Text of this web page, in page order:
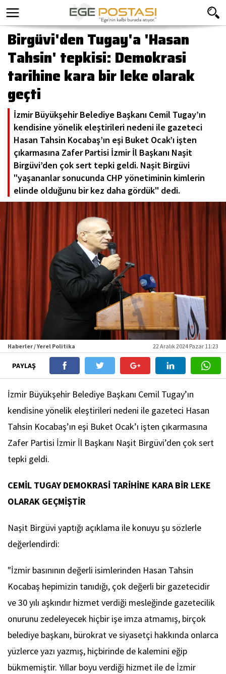
Birgüvi'den Tugay'a 'Hasan
Tahsin' tepkisi: Demokrasi
tarihine kara bir leke olarak
geçti
İzmir Büyükşehir Belediye Başkanı Cemil Tugay’ın
kendisine yönelik eleştirileri nedeni ile gazeteci
Hasan Tahsin Kocabaş’ın eşi Buket Ocak’ı işten
çıkarmasına Zafer Partisi İzmir İl Başkanı Naşit
Birgüvi’den çok sert tepki geldi. Naşit Birgüvi
"yaşananlar sonucunda CHP yönetiminin kimlerin
elinde olduğunu bir kez daha gördük" dedi.
Haberler / Yerel Politika 22 Aralık 2024 Pazar 11:23
PAYLAŞ
İzmir Büyükşehir Belediye Başkanı Cemil Tugay’ın
kendisine yönelik eleştirileri nedeni ile gazeteci Hasan
Tahsin Kocabaş’ın eşi Buket Ocak’ı işten çıkarmasına
Zafer Partisi İzmir İl Başkanı Naşit Birgüvi’den çok sert
tepki geldi.
CEMİL TUGAY DEMOKRASİ TARİHİNE KARA BİR LEKE
OLARAK GEÇMİŞTİR
Naşit Birgüvi yaptığı açıklama ile konuyu şu sözlerle
değerlendirdi:
"İzmir basınının değerli isimlerinden Hasan Tahsin
Kocabaş hepimizin tanıdığı, çok değerli bir gazetecidir
ve 30 yılı aşkındır hizmet verdiği mesleğinde gazetecilik
onurunu zedeleyecek hiçbir işe imza atmamış, birçok
belediye başkanı, bürokrat ve siyasetçi hakkında onlarca
yüzlerce yazı yazmış, hiçbirinde de kalemini eğip
bükmemiştir. Yıllar boyu verdiği hizmet ile de İzmir